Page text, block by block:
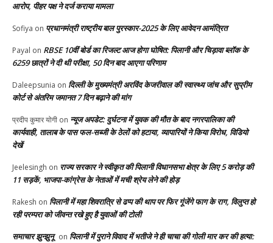
आरोप, पीहर पक्ष ने दर्ज कराया मामला
Sofiya on प्रधानमंत्री राष्ट्रीय बाल पुरस्कार-2025 के लिए आवेदन आमंत्रित
Payal on RBSE 10वीं बोर्ड का रिजल्ट आज होगा घोषित: पिलानी और चिड़ावा ब्लॉक के
6259 छात्रों ने दी थी परीक्षा, 50 दिन बाद आएगा परिणाम
Daleepsunia on दिल्ली के मुख्यमंत्री अरविंद केजरीवाल की स्वास्थ्य जांच और सुप्रीम
कोर्ट से अंतरिम जमानत 7 दिन बढ़ाने की मांग
प्रदीप कुमार योगी on न्यूज अपडेट: दुर्घटना में युवक की मौत के बाद नगरपालिका की
कार्यवाही, तालाब के पास फल-सब्जी के ठेलों को हटाया, व्यापारियों ने किया विरोध, विडियो
देखें
Jeelesingh on राज्य सरकार ने स्वीकृत की पिलानी विधानसभा क्षेत्र के लिए 5 करोड़ की
11 सड़कें, भाजपा-कांग्रेस के नेताओं में मची श्रेय लेने की होड़
Rakesh on पिलानी में महा शिवरात्रि से ढप्प की थाप पर फिर गूंजेंगे फाग के राग, विलुप्त हो
रही परम्परा को जीवन्त रखे हुए है युवाओं की टोली
समाचार झुन्झुनू on पिलानी में पुराने विवाद में भतीजे ने ही चाचा की गोली मार कर की हत्या: